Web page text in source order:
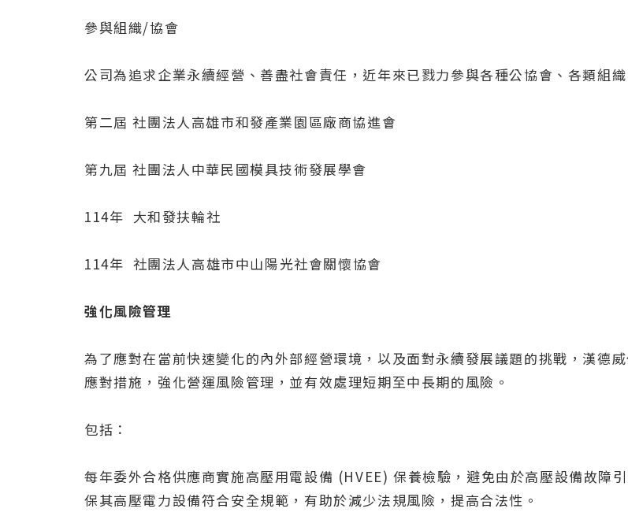
參與組織/協會
公司為追求企業永續經營、善盡社會責任，近年來已戮力參與各種公協會、各類組
第二屆 社團法人高雄市和發產業園區廠商協進會
第九屆 社團法人中華民國模具技術發展學會
114年 大和發扶輪社
114年 社團法人高雄市中山陽光社會關懷協會
強化風險管理
為了應對在當前快速變化的內外部經營環境，以及面對永續發展議題的挑戰，漢德
應對措施，強化營運風險管理，並有效處理短期至中長期的風險。
包括：
每年委外合格供應商實施高壓用電設備 (HVEE) 保養檢驗，避免由於高壓設備故障
保其高壓電力設備符合安全規範，有助於減少法規風險，提高合法性。